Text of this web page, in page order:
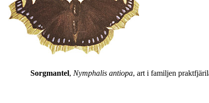
Sorgmantel, Nymphalis antiopa, art i familjen